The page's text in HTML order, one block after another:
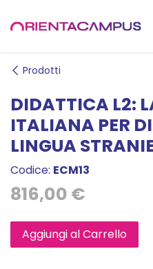
Prodotti
DIDATTICA L2:
ITALIANA PER
LINGUA
Codice: ECM13
816,00 €
Aggiungi al Carrello